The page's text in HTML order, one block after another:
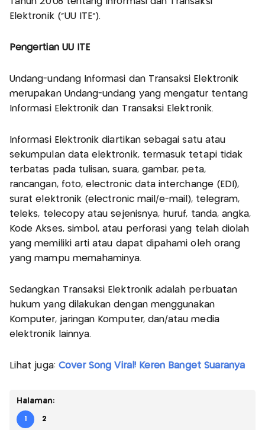
Elektronik (“UU ITE”).
Pengertian UU ITE
Undang-undang Informasi dan Transaksi Elektronik
merupakan Undang-undang yang mengatur tentang
Informasi Elektronik dan Transaksi Elektronik.
Informasi Elektronik diartikan sebagai satu atau
sekumpulan data elektronik, termasuk tetapi tidak
terbatas pada tulisan, suara, gambar, peta,
rancangan, foto, electronic data interchange (EDI),
surat elektronik (electronic mail/e-mail), telegram,
teleks, telecopy atau sejenisnya, huruf, tanda, angka,
Kode Akses, simbol, atau perforasi yang telah diolah
yang memiliki arti atau dapat dipahami oleh orang
yang mampu memahaminya.
Sedangkan Transaksi Elektronik adalah perbuatan
hukum yang dilakukan dengan menggunakan
Komputer, jaringan Komputer, dan/atau media
elektronik lainnya.
Lihat juga: Cover Song Viral! Keren Banget Suaranya
Halaman:
1 2